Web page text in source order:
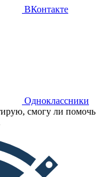
ВКонтакте
Одноклассники
смогу ли помочь